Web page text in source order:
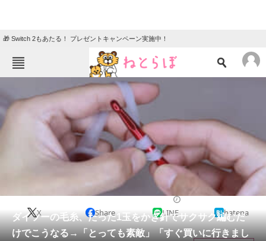
🎁 Switch 2もあたる！ プレゼントキャンペーン実施中！
TOP ニュース
クイズ
地域
教育・育児
リサーチ
会員記事
ダイソーの毛糸、たった1玉をかぎ針でサクサク編むだ
けでこうなる→「とっても素敵」「すぐ買いに行きまし
X Share LINE hatena